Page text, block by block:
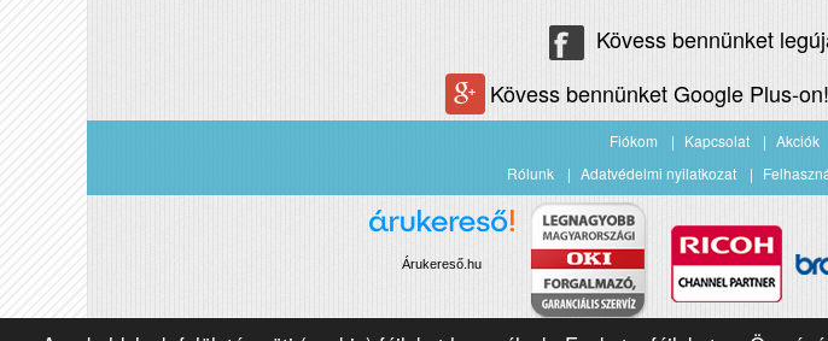
Kövess bennünket
Kövess bennünket Google Plus-on!
Fiókom Kapcsolat Akciók
Rólunk
Adatvédelmi nyilatkozat
Árukereső.hu